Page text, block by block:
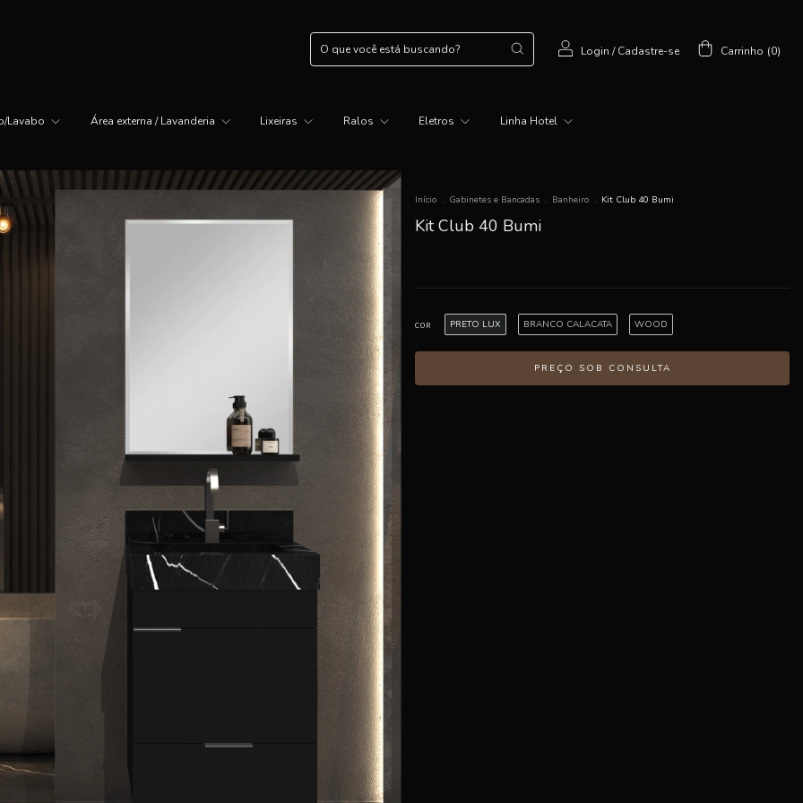
Login /Cadastre-se Carrinho (0)
Lavabo Área externa / Lavanderia Lixeiras Ralos Eletros Linha Hotel
Início . Gabinetes e Bancadas . Banheiro . Kit Club 40 Bumi
Kit Club 40 Bumi
COR PRETO LUX BRANCO CALACATA WOOD